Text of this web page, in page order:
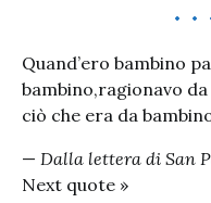
Quand’ero bambino
bambino,ragionavo
ciò che era da
— Dalla lettera di San
Next quote »